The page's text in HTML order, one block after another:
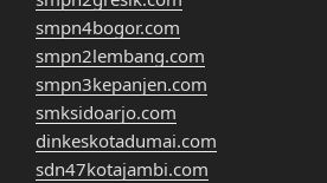
smpn4bogor.com
smpn2lembang.com
smpn3kepanjen.com
smksidoarjo.com
dinkeskotadumai.com
sdn47kotajambi.com